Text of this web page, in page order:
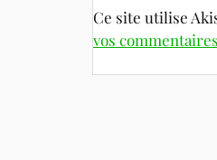
Ce site utilise
vos